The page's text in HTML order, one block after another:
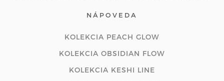
NÁPOVEDA
KOLEKCIA PEACH GLOW
KOLEKCIA OBSIDIAN FLOW
KOLEKCIA KESHI LINE